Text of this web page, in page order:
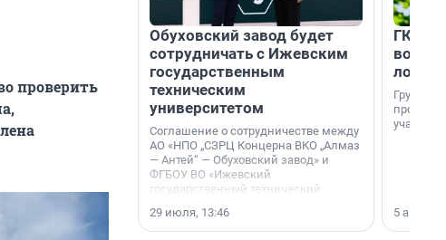
проверить
Обуховский завод будет
сотрудничать с Ижевским
государственным
техническим
университетом
Соглашение о сотрудничестве между
АО «НПО „СЗРЦ Концерна ВКО „Алмаз
— Антей“ — Обуховский завод» и
ФГБОУ ВО «Ижевский
государственный технический
Калашникова» (ИжГТУ) было
подписано 17 июля 2026 года в
29 июля, 13:46
ГК
Группа
5